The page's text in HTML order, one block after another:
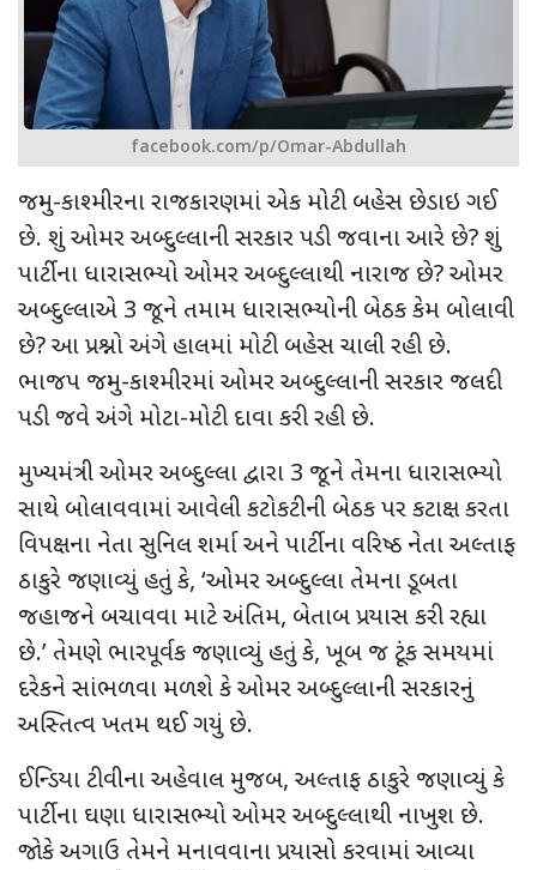
facebook.com/p/Omar-Abdullah
જમ્મુ-કાશ્મીરના રાજકારણમાં એક મોટી બહેસ છેડાઇ ગઈ
છે. શું ઓમર અબ્દુલ્લાની સરકાર પડી જવાના આરે છે?શું
પાર્ટીના ધારાસભ્યો ઓમર અબ્દુલ્લાથી નારાજ છે?ઓમર
અબ્દુલ્લાએ 3 જૂને તમામ ધારાસભ્યોની બેઠક કેમ બોલાવી
છે?આ પ્રશ્નો અંગે હાલમાં મોટી બહેસ ચાલી રહી છે.
ભાજપ જમ્મુ-કાશ્મીરમાં ઓમર અબ્દુલ્લાની સરકાર જલદી
પડી જવે અંગે મોટા-મોટી દાવા કરી રહી છે.
મુખ્યમંત્રી ઓમર અબ્દુલ્લા દ્વારા 3 જૂને તેમના ધારાસભ્યો
સાથે બોલાવવામાં આવેલી કટોકટીની બેઠક પર કટાક્ષ કરતા
વિપક્ષના નેતા સુનિલ શર્મા અને પાર્ટીના વરિષ્ઠ નેતા અલ્તાફ
ઠાકુરે જણાવ્યું હતું કે, ‘ઓમર અબ્દુલ્લા તેમના ડૂબતા
જહાજને બચાવવા માટે અંતિમ, બેતાબ પ્રયાસ કરી રહ્યા
છે.’ તેમણે ભારપૂર્વક જણાવ્યું હતું કે, ખૂબ જ ટૂંક સમયમાં
દરેકને સાંભળવા મળશે કે ઓમર અબ્દુલ્લાની સરકારનું
અસ્તિત્વ ખતમ થઈ ગયું છે.
ઈન્ડિયા ટીવીના અહેવાલ મુજબ, અલ્તાફ ઠાકુરે જણાવ્યું કે
પાર્ટીના ઘણા ધારાસભ્યો ઓમર અબ્દુલ્લાથી નાખુશ છે.
જોકે અગાઉ તેમને મનાવવાના પ્રયાસો કરવામાં આવ્યા